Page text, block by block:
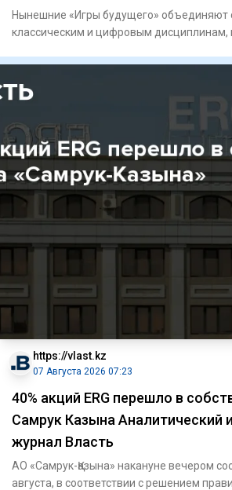
Нынешние «Игры будущего» объединяют
классическим и цифровым дисциплинам,
https://vlast.kz
07 Августа 2026 07:23
40% акций ERG перешло в
Самрук Казына Аналитический
журнал Власть
АО «Самрук-Қазына» накануне вечером
августа, в соответствии с решением